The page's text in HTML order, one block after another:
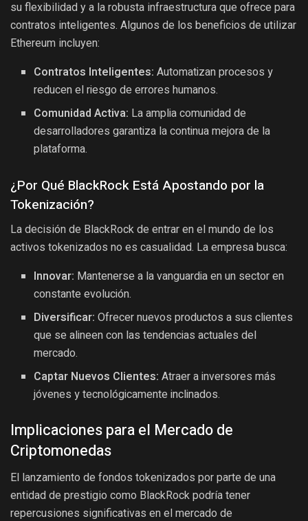
su flexibilidad y a la robusta infraestructura que ofrece para
contratos inteligentes. Algunos de los beneficios de utilizar
Ethereum incluyen:
Contratos Inteligentes: Automatizan procesos y
reducen el riesgo de errores humanos.
Comunidad Activa: La amplia comunidad de
desarrolladores garantiza la continua mejora de la
plataforma.
¿Por Qué BlackRock Está Apostando por la
Tokenización?
La decisión de BlackRock de entrar en el mundo de los
activos tokenizados no es casualidad. La empresa busca:
Innovar: Mantenerse a la vanguardia en un sector en
constante evolución.
Diversificar: Ofrecer nuevos productos a sus clientes
que se alineen con las tendencias actuales del
mercado.
Captar Nuevos Clientes: Atraer a inversores más
jóvenes y tecnológicamente inclinados.
Implicaciones para el Mercado de
Criptomonedas
El lanzamiento de fondos tokenizados por parte de una
entidad de prestigio como BlackRock podría tener
repercusiones significativas en el mercado de